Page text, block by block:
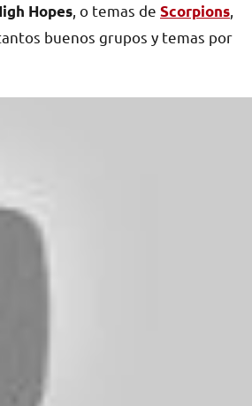
Hopes , o temas de Scorpions
buenos grupos y temas por